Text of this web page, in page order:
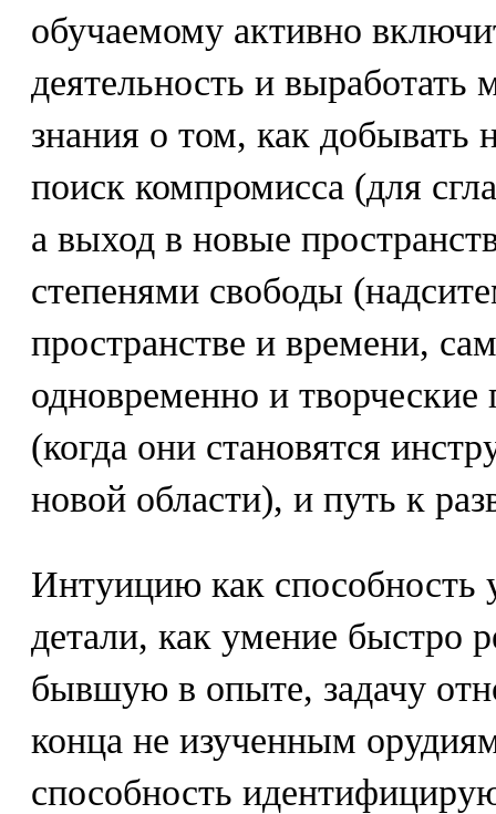
обучаемому активно
деятельность и выработать
знания о том, как добывать
поиск компромисса (для
а выход в новые
степенями свободы
пространстве и времени,
одновременно и
(когда они становятся
новой области), и путь к
Интуицию как способность
детали, как умение быстро
бывшую в опыте, задачу
конца не изученным
способность